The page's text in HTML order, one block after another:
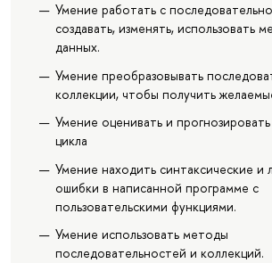
Умение работать с
создавать, изменять, использовать
данных.
Умение преобразовывать
коллекции, чтобы получить
Умение оценивать и
цикла
Умение находить синтаксические и
ошибки в написанной программе с
пользовательскими функциями.
Умение использовать методы
последовательностей и коллекций.